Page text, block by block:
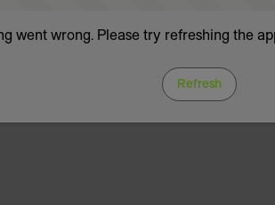
went wrong. Please try refreshing the
Refresh